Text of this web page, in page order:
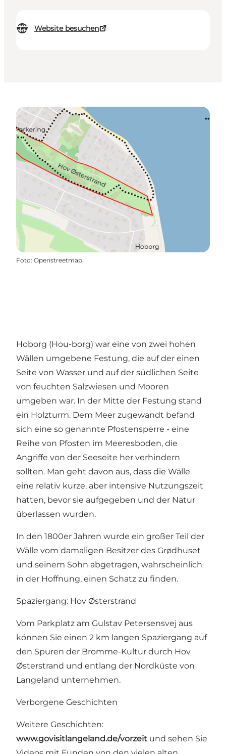
Website besuchen
Foto: Openstreetmap
Hoborg (Hou-borg) war eine von zwei hohen
Wällen umgebene Festung, die auf der einen
Seite von Wasser und auf der südlichen Seite
von feuchten Salzwiesen und Mooren
umgeben war. In der Mitte der Festung stand
ein Holzturm. Dem Meer zugewandt befand
sich eine so genannte Pfostensperre - eine
Reihe von Pfosten im Meeresboden, die
Angriffe von der Seeseite her verhindern
sollten. Man geht davon aus, dass die Wälle
eine relativ kurze, aber intensive Nutzungszeit
hatten, bevor sie aufgegeben und der Natur
überlassen wurden.
In den 1800er Jahren wurde ein großer Teil der
Wälle vom damaligen Besitzer des Grødhuset
und seinem Sohn abgetragen, wahrscheinlich
in der Hoffnung, einen Schatz zu finden.
Spaziergang: Hov Østerstrand
Vom Parkplatz am Gulstav Petersensvej aus
können Sie einen 2 km langen Spaziergang auf
den Spuren der Bromme-Kultur durch Hov
Østerstrand und entlang der Nordküste von
Langeland unternehmen.
Verborgene Geschichten
Weitere Geschichten:
www.govisitlangeland.de/vorzeit und sehen Sie